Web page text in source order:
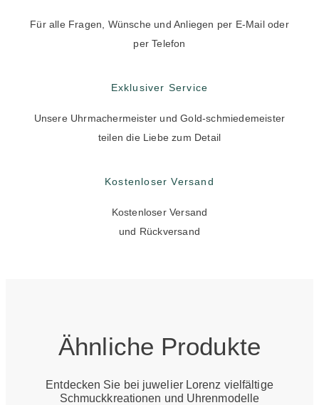
Für alle Fragen, Wünsche und Anliegen per E-Mail oder
per Telefon
Exklusiver Service
Unsere Uhrmachermeister und Gold-schmiedemeister
teilen die Liebe zum Detail
Kostenloser Versand
Kostenloser Versand
und Rückversand
Ähnliche Produkte
Entdecken Sie bei juwelier Lorenz vielfältige
Schmuckkreationen und Uhrenmodelle